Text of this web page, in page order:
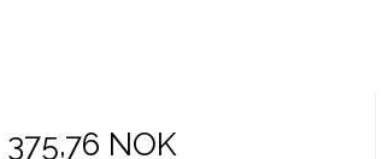
375,76 NOK